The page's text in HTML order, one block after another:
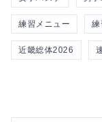
練習メニュー 練
近畿総体2026